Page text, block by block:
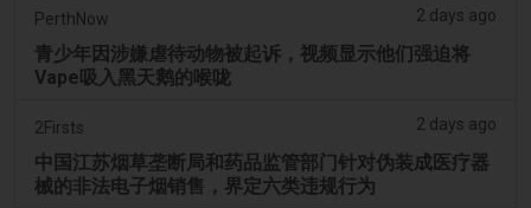
PerthNow 2 days ago
青少年因涉嫌虐待动物被起诉，视频显示他们强迫将
Vape吸入黑天鹅的喉咙
2Firsts 2 days ago
中国江苏烟草垄断局和药品监管部门针对伪装成医疗器
械的非法电子烟销售，界定六类违规行为